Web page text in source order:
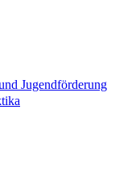
Jugendförderung